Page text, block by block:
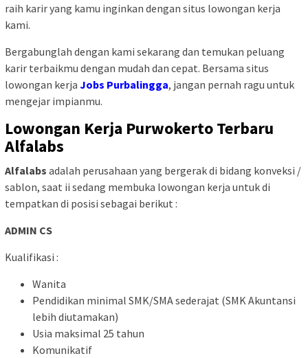
raih karir yang kamu inginkan dengan situs lowongan kerja
kami.
Bergabunglah dengan kami sekarang dan temukan peluang
karir terbaikmu dengan mudah dan cepat. Bersama situs
lowongan kerja Jobs Purbalingga, jangan pernah ragu untuk
mengejar impianmu.
Lowongan Kerja Purwokerto Terbaru
Alfalabs
Alfalabs adalah perusahaan yang bergerak di bidang konveksi /
sablon, saat ii sedang membuka lowongan kerja untuk di
tempatkan di posisi sebagai berikut :
ADMIN CS
Kualifikasi :
Wanita
Pendidikan minimal SMK/SMA sederajat (SMK Akuntansi
lebih diutamakan)
Usia maksimal 25 tahun
Komunikatif